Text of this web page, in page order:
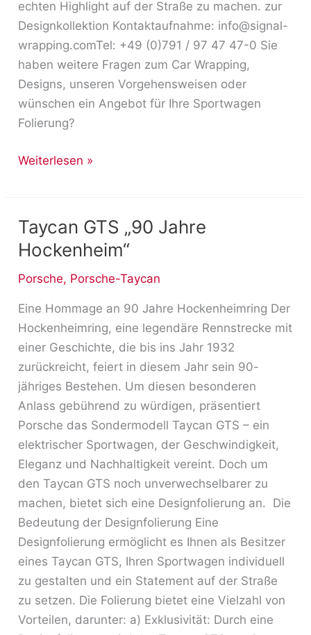
echten Highlight auf der Straße zu machen. zur
Designkollektion Kontaktaufnahme: info@signal-
wrapping.comTel: +49 (0)791 / 97 47 47-0 Sie
haben weitere Fragen zum Car Wrapping,
Designs, unseren Vorgehensweisen oder
wünschen ein Angebot für Ihre Sportwagen
Folierung?
Weiterlesen »
Taycan GTS „90 Jahre
Hockenheim“
Porsche, Porsche-Taycan
Eine Hommage an 90 Jahre Hockenheimring Der
Hockenheimring, eine legendäre Rennstrecke mit
einer Geschichte, die bis ins Jahr 1932
zurückreicht, feiert in diesem Jahr sein 90-
jähriges Bestehen. Um diesen besonderen
Anlass gebührend zu würdigen, präsentiert
Porsche das Sondermodell Taycan GTS – ein
elektrischer Sportwagen, der Geschwindigkeit,
Eleganz und Nachhaltigkeit vereint. Doch um
den Taycan GTS noch unverwechselbarer zu
machen, bietet sich eine Designfolierung an. Die
Bedeutung der Designfolierung Eine
Designfolierung ermöglicht es Ihnen als Besitzer
eines Taycan GTS, Ihren Sportwagen individuell
zu gestalten und ein Statement auf der Straße
zu setzen. Die Folierung bietet eine Vielzahl von
Vorteilen, darunter: a) Exklusivität: Durch eine
Taycan
GTS
Jahre
Hockenheim“